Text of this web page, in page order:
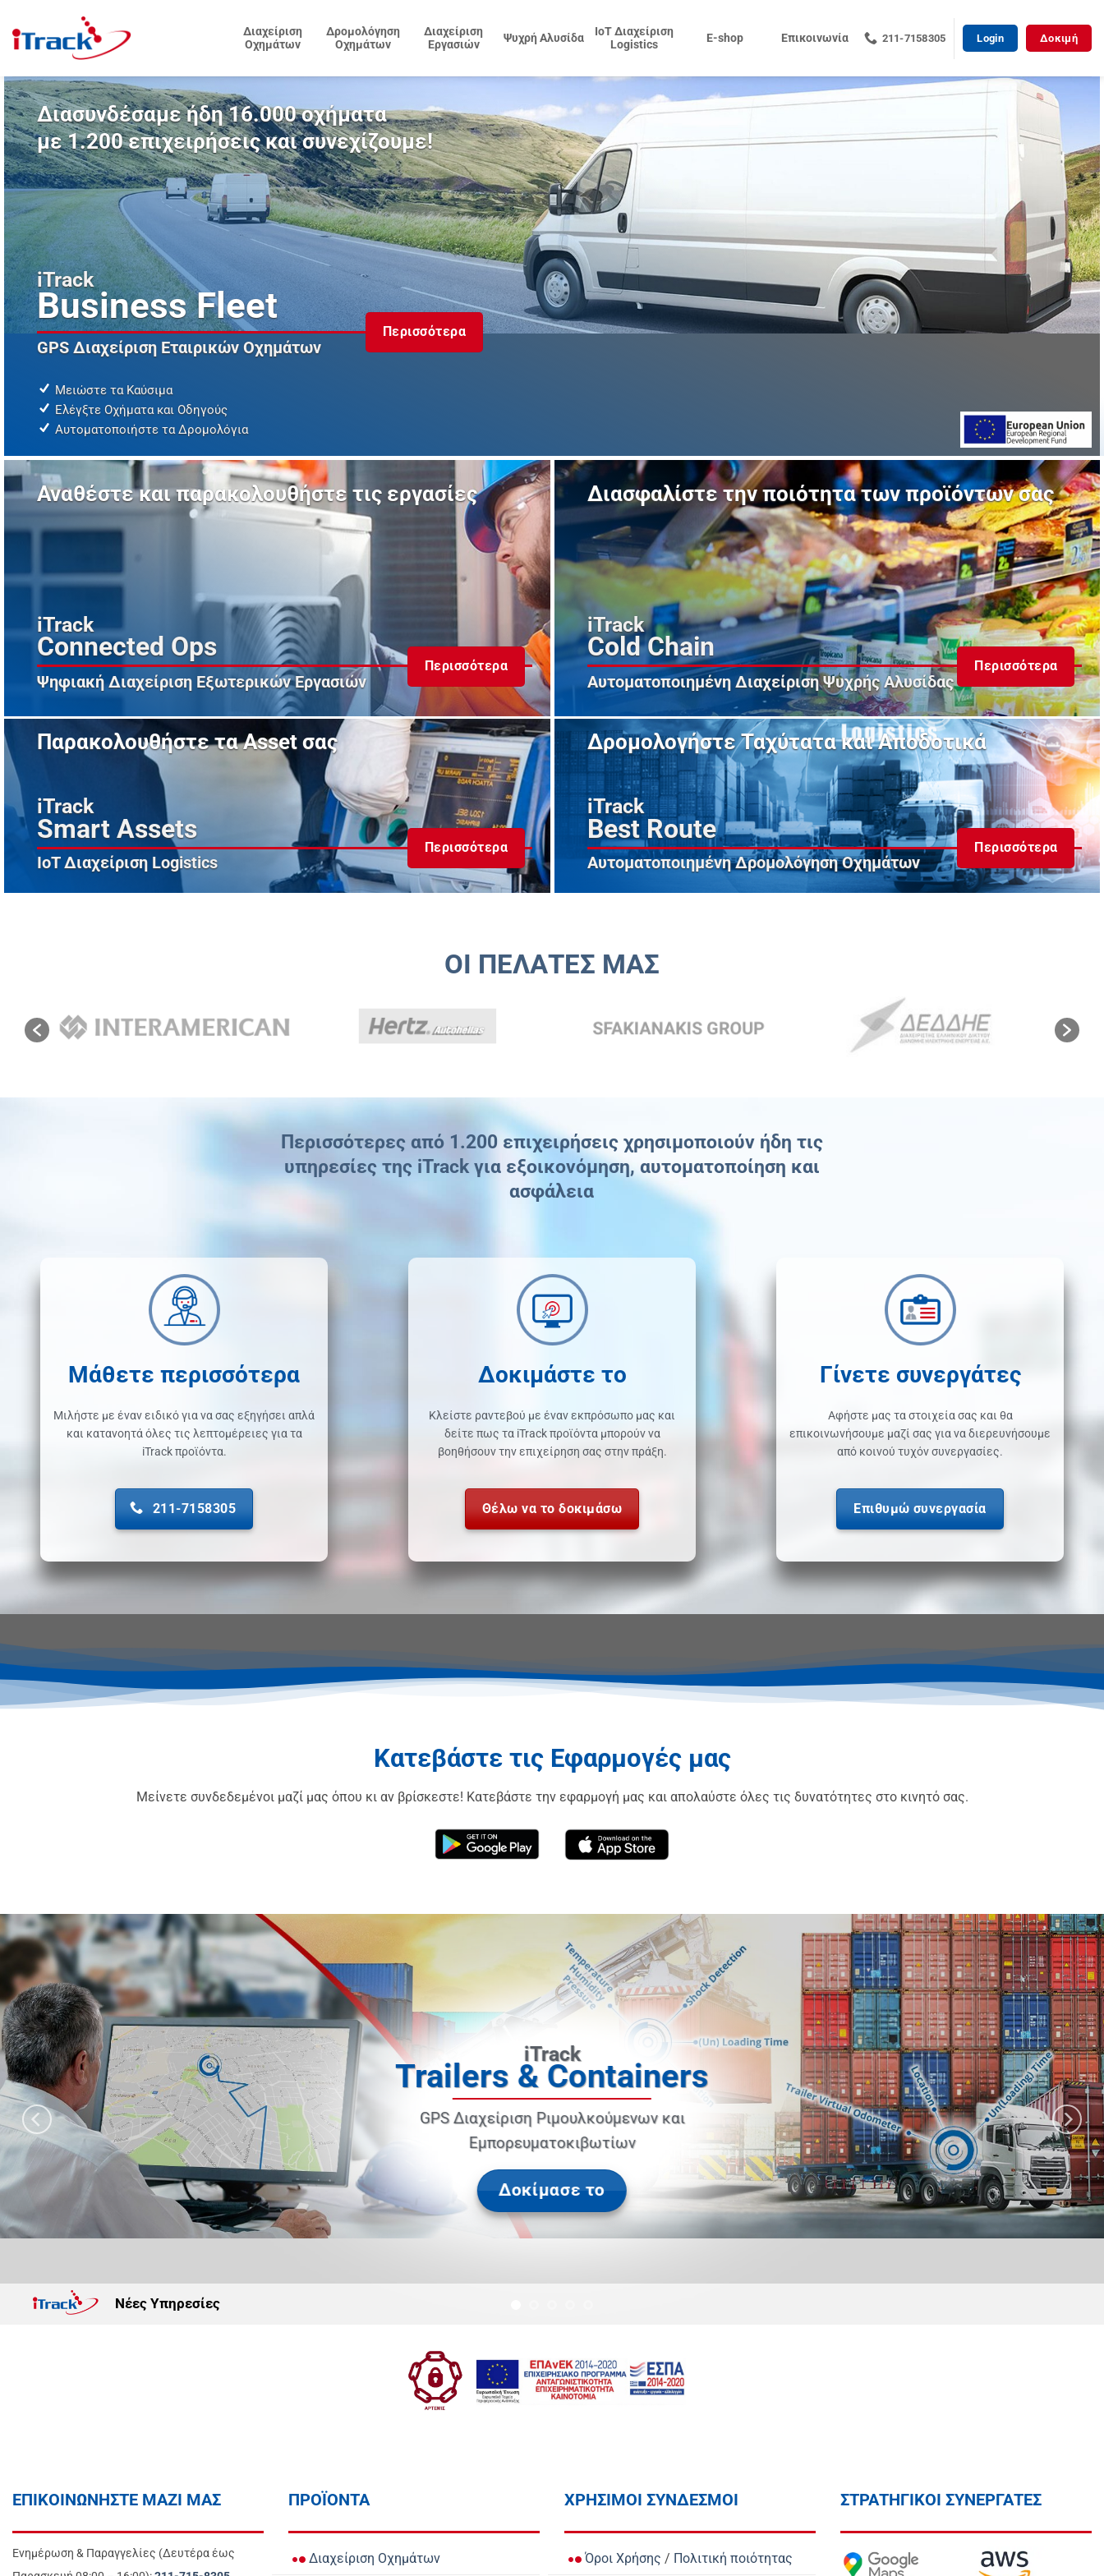
στο
περιεχόμενο
Διαχείριση
Οχημάτων
Δρομολόγηση
Οχημάτων
Διαχείριση
Εργασιών
Ψυχρή Αλυσίδα
IoT Διαχείριση
Logistics
E-shop Επικοινωνία 211-7158305 Login Δοκιμή
Διασυνδέσαμε ήδη 16.000 οχήματα
με 1.200 επιχειρήσεις και συνεχίζουμε!
iTrack
Business Fleet
Περισσότερα
GPS Διαχείριση Εταιρικών Οχημάτων
Μειώστε τα Καύσιμα
Ελέγξτε Οχήματα και Οδηγούς
Αυτοματοποιήστε τα Δρομολόγια
Αναθέστε και παρακολουθήστε τις εργασίες
iTrack
Connected Ops
Ψηφιακή Διαχείριση Εξωτερικών Εργασιών
Περισσότερα
Διασφαλίστε την ποιότητα των προϊόντων σας
iTrack
Cold Chain
Αυτοματοποιημένη Διαχείριση Ψυχρής Αλυσίδας
Περισσότερα
Παρακολουθήστε τα Asset σας
iTrack
Smart Assets
IoT Διαχείριση Logistics
Περισσότερα
Δρομολογήστε Ταχύτατα και Αποδοτικά
iTrack
Best Route
Αυτοματοποιημένη Δρομολόγηση Οχημάτων
Περισσότερα
ΟΙ ΠΕΛΑΤΕΣ ΜΑΣ
Περισσότερες από 1.200 επιχειρήσεις χρησιμοποιούν ήδη τις
υπηρεσίες της iTrack για εξοικονόμηση, αυτοματοποίηση και
ασφάλεια
Μάθετε περισσότερα
Μιλήστε με έναν ειδικό για να σας εξηγήσει απλά
και κατανοητά όλες τις λεπτομέρειες για τα
iTrack προϊόντα.
211-7158305
Δοκιμάστε το
Κλείστε ραντεβού με έναν εκπρόσωπο μας και
δείτε πως τα iTrack προϊόντα μπορούν να
βοηθήσουν την επιχείρηση σας στην πράξη.
Θέλω να το δοκιμάσω
Γίνετε συνεργάτες
Αφήστε μας τα στοιχεία σας και θα
επικοινωνήσουμε μαζί σας για να διερευνήσουμε
από κοινού τυχόν συνεργασίες.
Επιθυμώ συνεργασία
Κατεβάστε τις Εφαρμογές μας
Μείνετε συνδεδεμένοι μαζί μας όπου κι αν βρίσκεστε! Κατεβάστε την εφαρμογή μας και απολαύστε όλες τις δυνατότητες στο κινητό σας.
iTrack
Waste Containers
GPS Διαχείριση Κάδων
Νέες Υπηρεσίες
ΕΠΙΚΟΙΝΩΝΗΣΤΕ ΜΑΖΙ ΜΑΣ
Ενημέρωση & Παραγγελίες (Δευτέρα έως
ΠΡΟΪΟΝΤΑ
Διαχείριση Οχημάτων
ΧΡΗΣΙΜΟΙ ΣΥΝΔΕΣΜΟΙ
Όροι Χρήσης / Πολιτική ποιότητας
ΣΤΡΑΤΗΓΙΚΟΙ ΣΥΝΕΡΓΑΤΕΣ